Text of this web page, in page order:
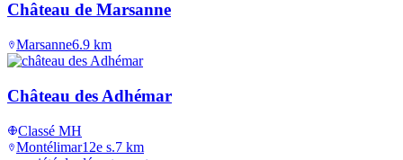
Château de Marsanne
Marsanne6.9 km
Château des Adhémar
Classé MH
Montélimar12e s.7 km